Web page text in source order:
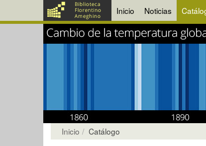
Inicio Noticias
Inicio Catálogo